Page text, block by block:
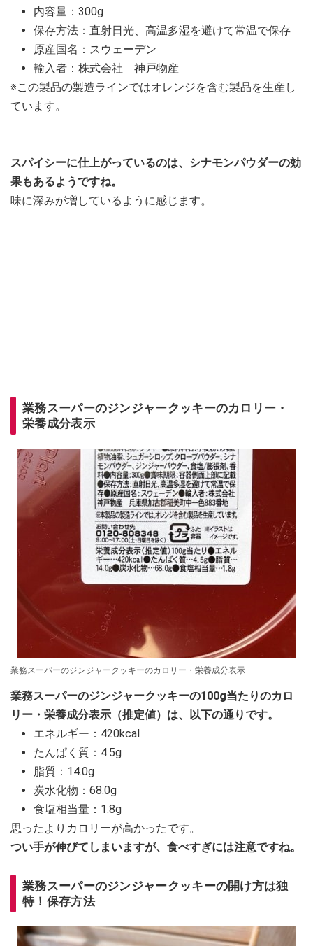
内容量：300g
保存方法：直射日光、高温多湿を避けて常温で保存
原産国名：スウェーデン
輸入者：株式会社 神戸物産
※この製品の製造ラインではオレンジを含む製品を生産し
ています。
スパイシーに仕上がっているのは、シナモンパウダーの効
果もあるようですね。
味に深みが増しているように感じます。
業務スーパーのジンジャークッキーのカロリー・
栄養成分表示
業務スーパーのジンジャークッキーのカロリー・栄養成分表示
業務スーパーのジンジャークッキーの100g当たりのカロ
リー・栄養成分表示（推定値）は、以下の通りです。
エネルギー：420kcal
たんぱく質：4.5g
脂質：14.0g
炭水化物：68.0g
食塩相当量：1.8g
思ったよりカロリーが高かったです。
つい手が伸びてしまいますが、食べすぎには注意ですね。
業務スーパーのジンジャークッキーの開け方は独
特！保存方法